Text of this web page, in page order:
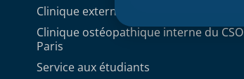
Clinique externe
Clinique ostéopathique interne du CSO
Paris
Service aux étudiants